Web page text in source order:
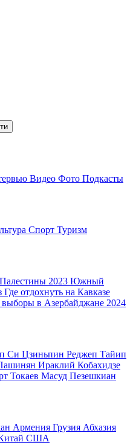
Видео Фото Подкасты
Спорт Туризм
2023 Южный
Где отдохнуть на Кавказе
выборы в Азербайджане 2024
Си Цзиньпин Реджеп Тайип
Ираклий Кобахидзе
Токаев Масуд Пезешкиан
Армения Грузия Абхазия
США